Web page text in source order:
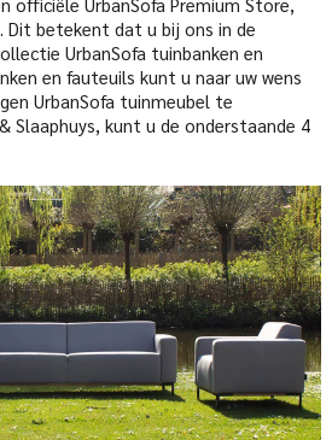
. Dit betekent dat u bij ons in de
UrbanSofa tuinbanken en
en fauteuils kunt u naar uw wens
UrbanSofa tuinmeubel te
Slaaphuys, kunt u de onderstaande 4